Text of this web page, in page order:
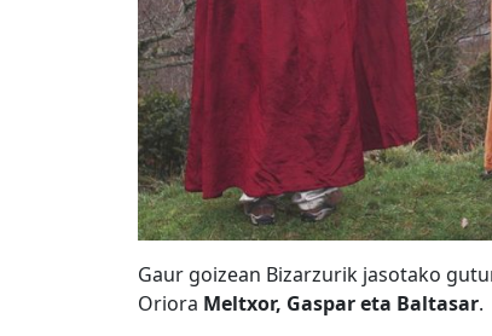
Gaur goizean Bizarzurik jasotako
Oriora Meltxor, Gaspar eta Baltasar.